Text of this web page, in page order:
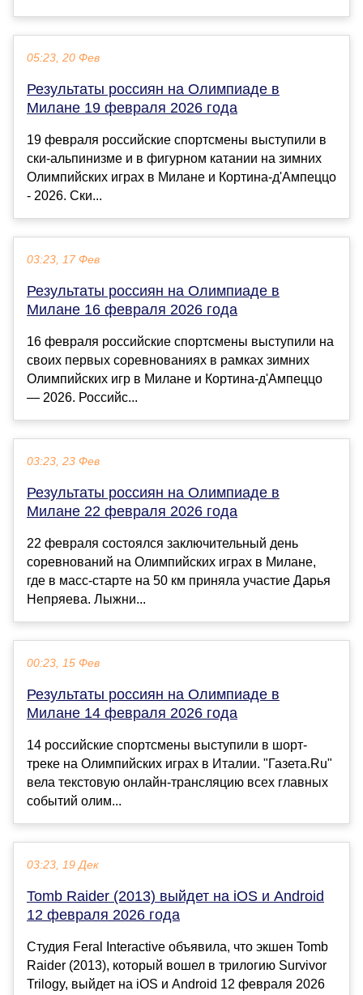
05:23, 20 Фев
Результаты россиян на Олимпиаде в
Милане 19 февраля 2026 года
19 февраля российские спортсмены выступили в
ски-альпинизме и в фигурном катании на зимних
Олимпийских играх в Милане и Кортина-д'Ампеццо
- 2026. Ски...
03:23, 17 Фев
Результаты россиян на Олимпиаде в
Милане 16 февраля 2026 года
16 февраля российские спортсмены выступили на
своих первых соревнованиях в рамках зимних
Олимпийских игр в Милане и Кортина-д'Ампеццо
— 2026. Российс...
03:23, 23 Фев
Результаты россиян на Олимпиаде в
Милане 22 февраля 2026 года
22 февраля состоялся заключительный день
соревнований на Олимпийских играх в Милане,
где в масс-старте на 50 км приняла участие Дарья
Непряева. Лыжни...
00:23, 15 Фев
Результаты россиян на Олимпиаде в
Милане 14 февраля 2026 года
14 российские спортсмены выступили в шорт-
треке на Олимпийских играх в Италии. "Газета.Ru"
вела текстовую онлайн-трансляцию всех главных
событий олим...
03:23, 19 Дек
Tomb Raider (2013) выйдет на iOS и Android
12 февраля 2026 года
Студия Feral Interactive объявила, что экшен Tomb
Raider (2013), который вошел в трилогию Survivor
Trilogy, выйдет на iOS и Android 12 февраля 2026